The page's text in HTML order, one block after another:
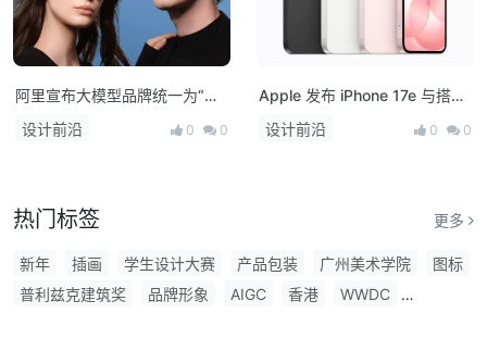
阿里宣布大模型品牌统一为“千
问”，并发布首款AI硬件产品千
问AI眼镜
设计前沿 0 0
Apple 发布 iPhone 17e 与搭载
M4 芯片的 iPad Air，多款新品
将亮相！
设计前沿 0 0
热门标签 更多
新年 插画 学生设计大赛 产品包装 广州美术学院
图标
普利兹克建筑奖
品牌形象 AIGC 香港
WWDC